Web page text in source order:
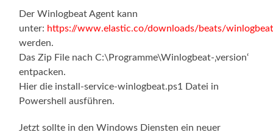
Der Winlogbeat Agent kann
unter: https://www.elastic.co/downloads/beats/
werden.
Das Zip File nach C:\Programme\Winlogbeat-‚version‘
entpacken.
Hier die install-service-winlogbeat.ps1 Datei in
Powershell ausführen.
Jetzt sollte in den Windows Diensten ein neuer